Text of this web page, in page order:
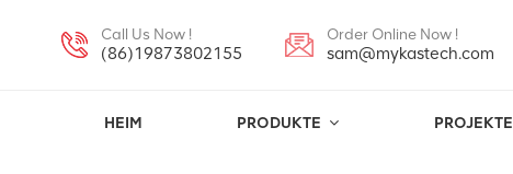
Call Us Now !
(86)19873802155
Order Online Now !
sam@mykastech.com
HEIM PRODUKTE PROJEKTE